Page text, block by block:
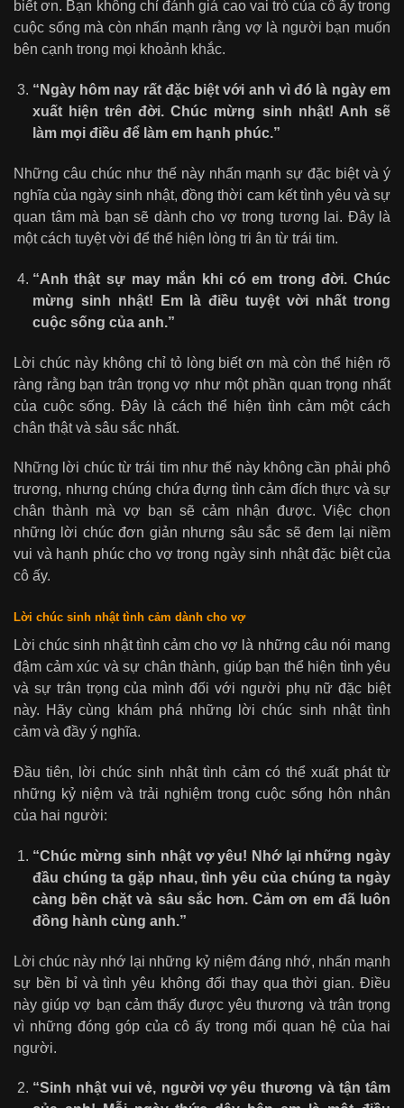
biết ơn. Bạn không chỉ đánh giá cao vai trò của cô ấy trong
cuộc sống mà còn nhấn mạnh rằng vợ là người bạn muốn
bên cạnh trong mọi khoảnh khắc.
“Ngày hôm nay rất đặc biệt với anh vì đó là ngày em
xuất hiện trên đời. Chúc mừng sinh nhật! Anh sẽ
làm mọi điều để làm em hạnh phúc.”
Những câu chúc như thế này nhấn mạnh sự đặc biệt và ý
nghĩa của ngày sinh nhật, đồng thời cam kết tình yêu và sự
quan tâm mà bạn sẽ dành cho vợ trong tương lai. Đây là
một cách tuyệt vời để thể hiện lòng tri ân từ trái tim.
“Anh thật sự may mắn khi có em trong đời. Chúc
mừng sinh nhật! Em là điều tuyệt vời nhất trong
cuộc sống của anh.”
Lời chúc này không chỉ tỏ lòng biết ơn mà còn thể hiện rõ
ràng rằng bạn trân trọng vợ như một phần quan trọng nhất
của cuộc sống. Đây là cách thể hiện tình cảm một cách
chân thật và sâu sắc nhất.
Những lời chúc từ trái tim như thế này không cần phải phô
trương, nhưng chúng chứa đựng tình cảm đích thực và sự
chân thành mà vợ bạn sẽ cảm nhận được. Việc chọn
những lời chúc đơn giản nhưng sâu sắc sẽ đem lại niềm
vui và hạnh phúc cho vợ trong ngày sinh nhật đặc biệt của
cô ấy.
Lời chúc sinh nhật tình cảm dành cho vợ
Lời chúc sinh nhật tình cảm cho vợ là những câu nói mang
đậm cảm xúc và sự chân thành, giúp bạn thể hiện tình yêu
và sự trân trọng của mình đối với người phụ nữ đặc biệt
này. Hãy cùng khám phá những lời chúc sinh nhật tình
cảm và đầy ý nghĩa.
Đầu tiên, lời chúc sinh nhật tình cảm có thể xuất phát từ
những kỷ niệm và trải nghiệm trong cuộc sống hôn nhân
của hai người:
“Chúc mừng sinh nhật vợ yêu! Nhớ lại những ngày
đầu chúng ta gặp nhau, tình yêu của chúng ta ngày
càng bền chặt và sâu sắc hơn. Cảm ơn em đã luôn
đồng hành cùng anh.”
Lời chúc này nhớ lại những kỷ niệm đáng nhớ, nhấn mạnh
sự bền bỉ và tình yêu không đổi thay qua thời gian. Điều
này giúp vợ bạn cảm thấy được yêu thương và trân trọng
vì những đóng góp của cô ấy trong mối quan hệ của hai
người.
“Sinh nhật vui vẻ, người vợ yêu thương và tận tâm